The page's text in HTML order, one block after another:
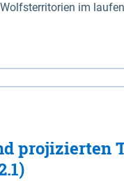
im
projizierten